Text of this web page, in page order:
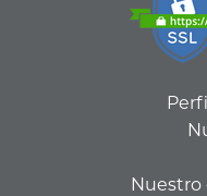
Nuestro